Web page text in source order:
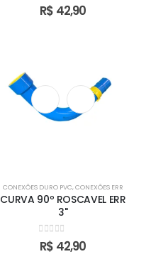
0out of 5
R$ 42,90
CONEXÕES DURO PVC,CONEXÕES ERR
CURVA 90º ROSCAVEL ERR
3''
0out of 5
R$ 42,90